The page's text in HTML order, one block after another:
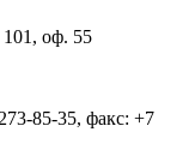
оф. 55
85-35, факс: +7